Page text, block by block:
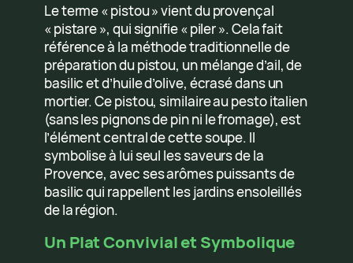
Le terme « pistou » vient du provençal
« pistare », qui signifie « piler ». Cela fait
référence à la méthode traditionnelle de
préparation du pistou, un mélange d’ail, de
basilic et d’huile d’olive, écrasé dans un
mortier. Ce pistou, similaire au pesto italien
(sans les pignons de pin ni le fromage), est
l’élément central de cette soupe. Il
symbolise à lui seul les saveurs de la
Provence, avec ses arômes puissants de
basilic qui rappellent les jardins ensoleillés
de la région.
Un Plat Convivial et Symbolique